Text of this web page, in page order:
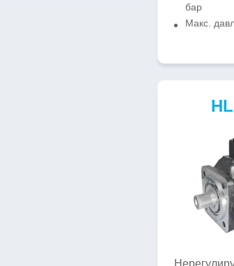
бар
Макс.